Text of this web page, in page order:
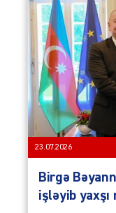
23.07.2026
Birgə
işləyib